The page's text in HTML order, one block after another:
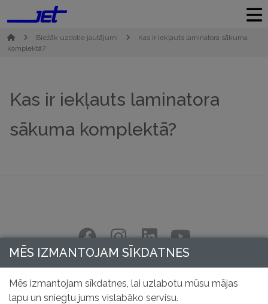
Biežāk uzdotie jautājumi
Kas ir iekļauts laminatora sākuma
komplektā?
Kas ir iekļauts laminatora
sākuma komplektā?
MĒS IZMANTOJAM SĪKDATNES
Mēs izmantojam sīkdatnes, lai uzlabotu mūsu mājas
lapu un sniegtu jums vislabāko servisu.